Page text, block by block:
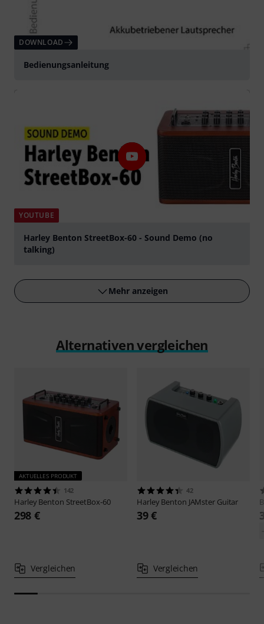
DOWNLOAD
Bedienungsanleitung
YOUTUBE
Harley Benton StreetBox-60 - Sound Demo (no
talking)
Mehr anzeigen
Alternativen vergleichen
AKTUELLES PRODUKT
142
Harley Benton StreetBox-60
298 €
Vergleichen
42
Harley Benton JAMster Guitar
39 €
Vergleichen